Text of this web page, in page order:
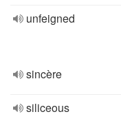
unfeigned
sincère
siliceous